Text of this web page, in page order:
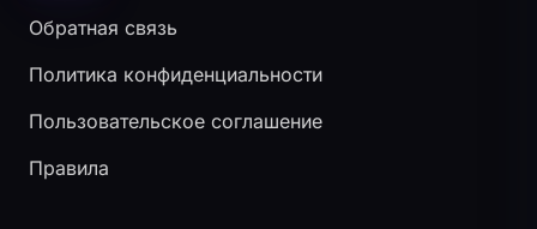
Обратная связь
Политика конфиденциальности
Пользовательское соглашение
Правила